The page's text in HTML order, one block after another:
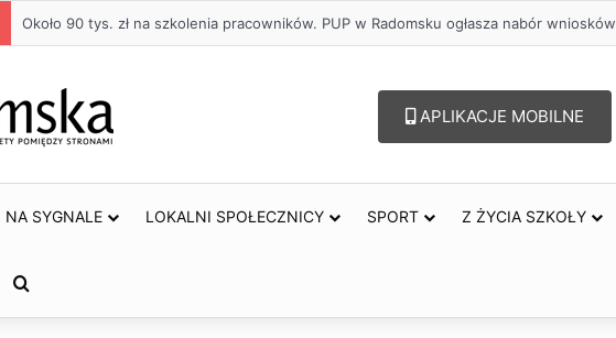
Około 90 tys. zł na szkolenia pracowników. PUP w Radomsku ogłasza nabór wniosków
APLIKACJE MOBILNE
NA SYGNALE LOKALNI SPOŁECZNICY SPORT Z ŻYCIA SZKOŁY
Sidebar